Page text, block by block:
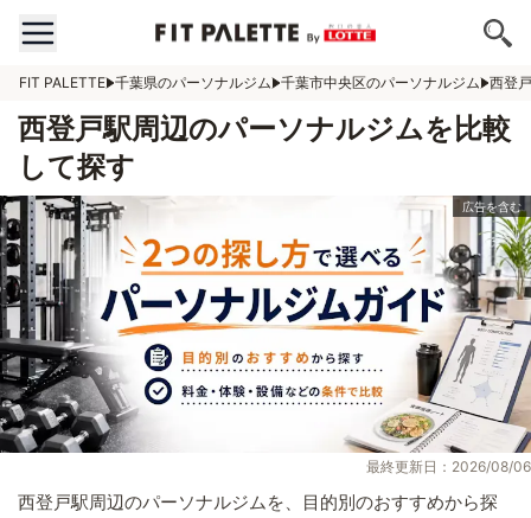
FIT PALETTE 千葉県のパーソナルジム 千葉市中央区のパーソナルジム 西登
西登戸駅周辺のパーソナルジムを比較
して探す
最終更新日：2026/08/06
西登戸駅周辺のパーソナルジムを、目的別のおすすめから探